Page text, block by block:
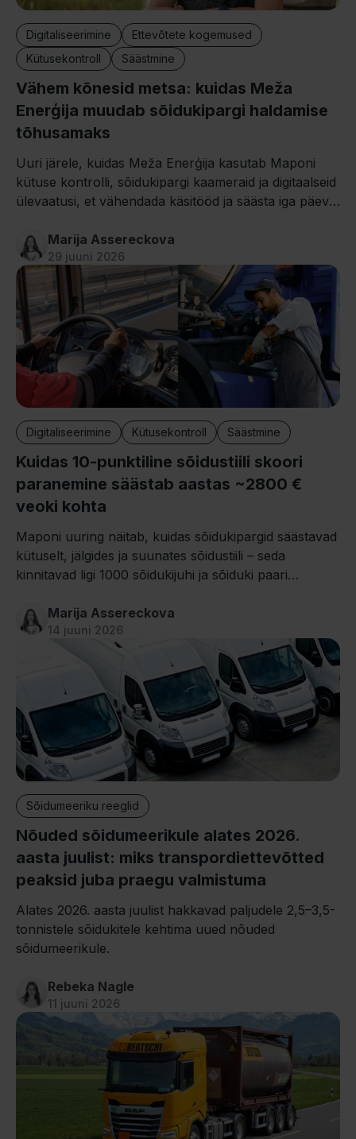
Digitaliseerimine
Ettevõtete kogemused
Kütusekontroll
Säästmine
Vähem kõnesid metsa: kuidas Meža
Enerģija muudab sõidukipargi haldamise
tõhusamaks
Uuri järele, kuidas Meža Enerģija kasutab Maponi
kütuse kontrolli, sõidukipargi kaameraid ja digitaalseid
ülevaatusi, et vähendada käsitööd ja säästa iga päev
Marija Assereckova
29 juuni 2026
Digitaliseerimine Kütusekontroll Säästmine
Kuidas 10-punktiline sõidustiili skoori
paranemine säästab aastas ~2800 €
veoki kohta
Maponi uuring näitab, kuidas sõidukipargid säästavad
kütuselt, jälgides ja suunates sõidustiili – seda
kinnitavad ligi 1000 sõidukijuhi ja sõiduki paari
Marija Assereckova
14 juuni 2026
Sõidumeeriku reeglid
Nõuded sõidumeerikule alates 2026.
aasta juulist: miks transpordiettevõtted
peaksid juba praegu valmistuma
Alates 2026. aasta juulist hakkavad paljudele 2,5–3,5-
tonnistele sõidukitele kehtima uued nõuded
sõidumeerikule.
Rebeka Nagle
11 juuni 2026